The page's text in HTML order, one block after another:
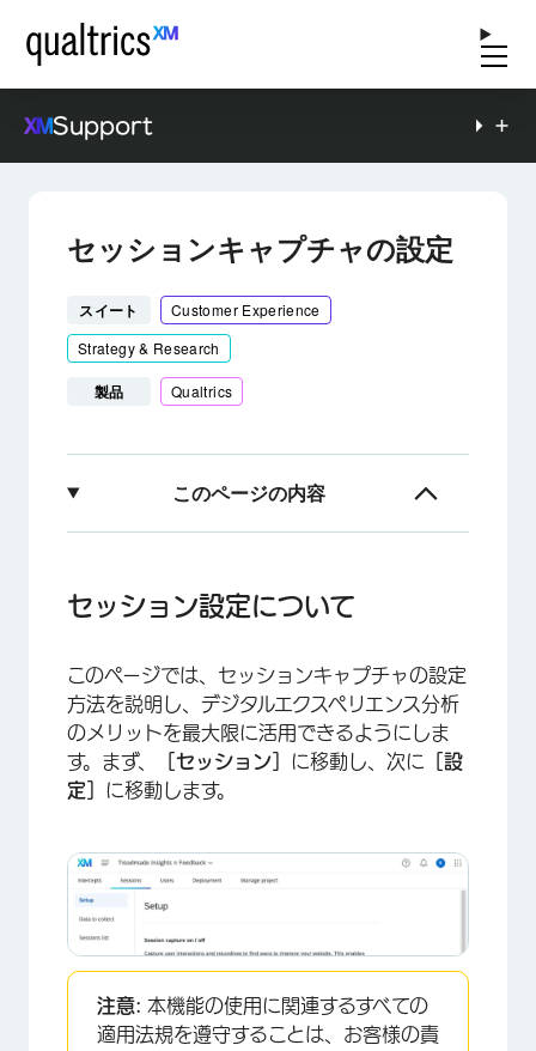
Support
セッションキャプチャの設定
スイート
Customer Experience
Strategy & Research
製品 Qualtrics
このページの内容
セッションキャプチャ
録音と同意
マスキング
テストセッション
サンプリング
変更の保存と適用
セッション設定について
このページでは、セッションキャプチャの設定
方法を説明し、デジタルエクスペリエンス分析
のメリットを最大限に活用できるようにしま
す。まず、
［セッション］ に移動し、次に
［設
定］ に移動します。
注意: 本機能の使用に関連するすべての
適用法規を遵守することは、お客様の責